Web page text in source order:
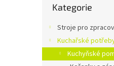
n
kategorie
Kategorie
Stroje pro
Kuchařské
Kuchyňské